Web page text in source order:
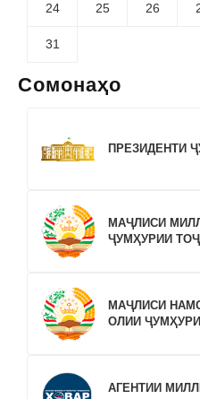
24 25 26
31
Сомонаҳо
ПРЕЗИДЕНТИ
МАҶЛИСИ
ҶУМҲУРИИ
МАҶЛИСИ
ОЛИИ
АГЕНТИИ